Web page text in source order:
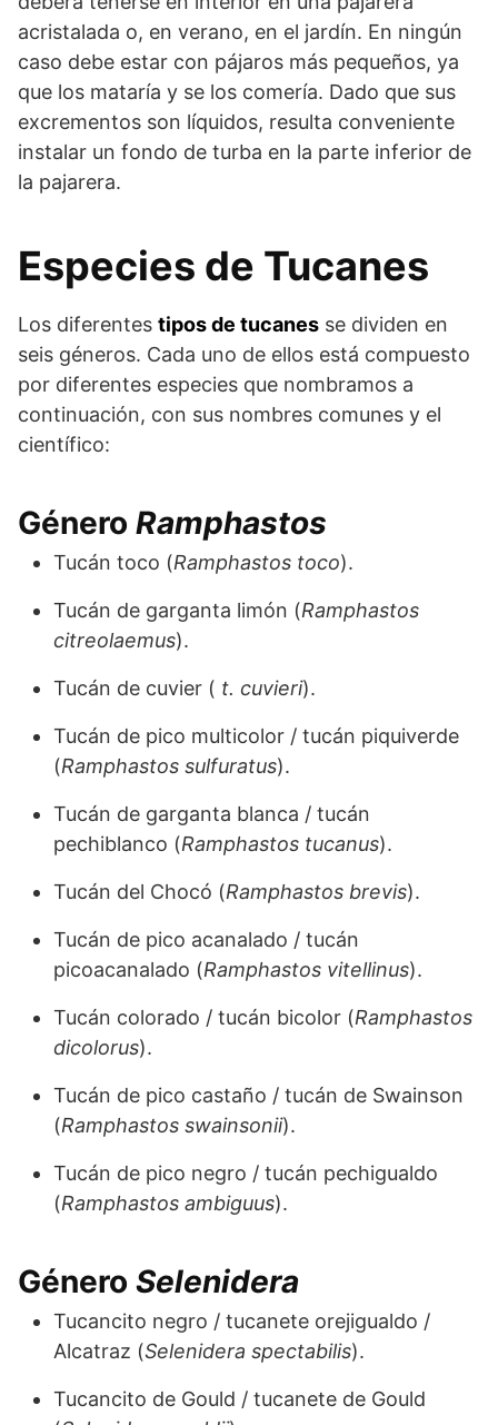
acristalada o, en verano, en el jardín. En ningún
caso debe estar con pájaros más pequeños, ya
que los mataría y se los comería. Dado que sus
excrementos son líquidos, resulta conveniente
instalar un fondo de turba en la parte inferior de
la pajarera.
Especies de Tucanes
Los diferentes tipos de tucanes se dividen en
seis géneros. Cada uno de ellos está compuesto
por diferentes especies que nombramos a
continuación, con sus nombres comunes y el
científico:
Género Ramphastos
Tucán toco (Ramphastos toco).
Tucán de garganta limón (Ramphastos
citreolaemus).
Tucán de cuvier ( t. cuvieri).
Tucán de pico multicolor / tucán piquiverde
(Ramphastos sulfuratus).
Tucán de garganta blanca / tucán
pechiblanco (Ramphastos tucanus).
Tucán del Chocó (Ramphastos brevis).
Tucán de pico acanalado / tucán
picoacanalado (Ramphastos vitellinus).
Tucán colorado / tucán bicolor (Ramphastos
dicolorus).
Tucán de pico castaño / tucán de Swainson
(Ramphastos swainsonii).
Tucán de pico negro / tucán pechigualdo
(Ramphastos ambiguus).
Género Selenidera
Tucancito negro / tucanete orejigualdo /
Alcatraz (Selenidera spectabilis).
Tucancito de Gould / tucanete de Gould